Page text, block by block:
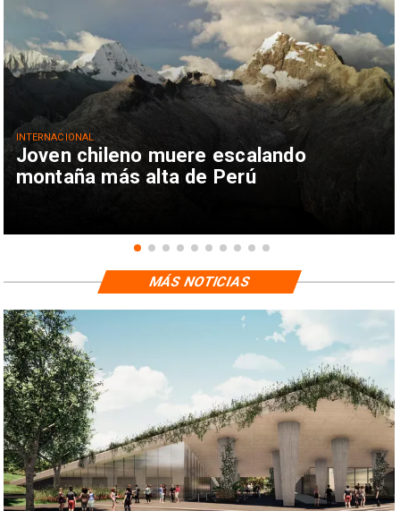
Joven chileno muere escalando
montaña más alta de Perú
INTERNACIONAL
MÁS NOTICIAS